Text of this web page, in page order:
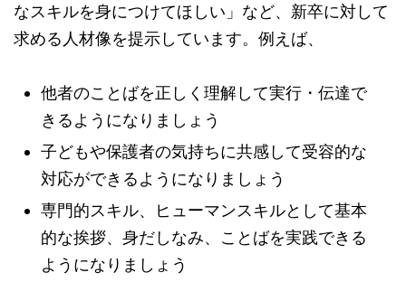
なスキルを身につけてほしい」など、新卒に対して
求める人材像を提示しています。例えば、
他者のことばを正しく理解して実行・伝達で
きるようになりましょう
子どもや保護者の気持ちに共感して受容的な
対応ができるようになりましょう
専門的スキル、ヒューマンスキルとして基本
的な挨拶、身だしなみ、ことばを実践できる
ようになりましょう